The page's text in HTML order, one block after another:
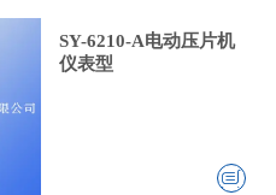
SY-6210-A电动压片机
仪表型